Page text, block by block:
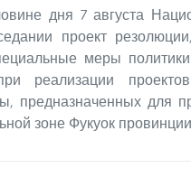
дня 7 августа
проект
меры
реализации
предназначенных для
зоне Фукуок